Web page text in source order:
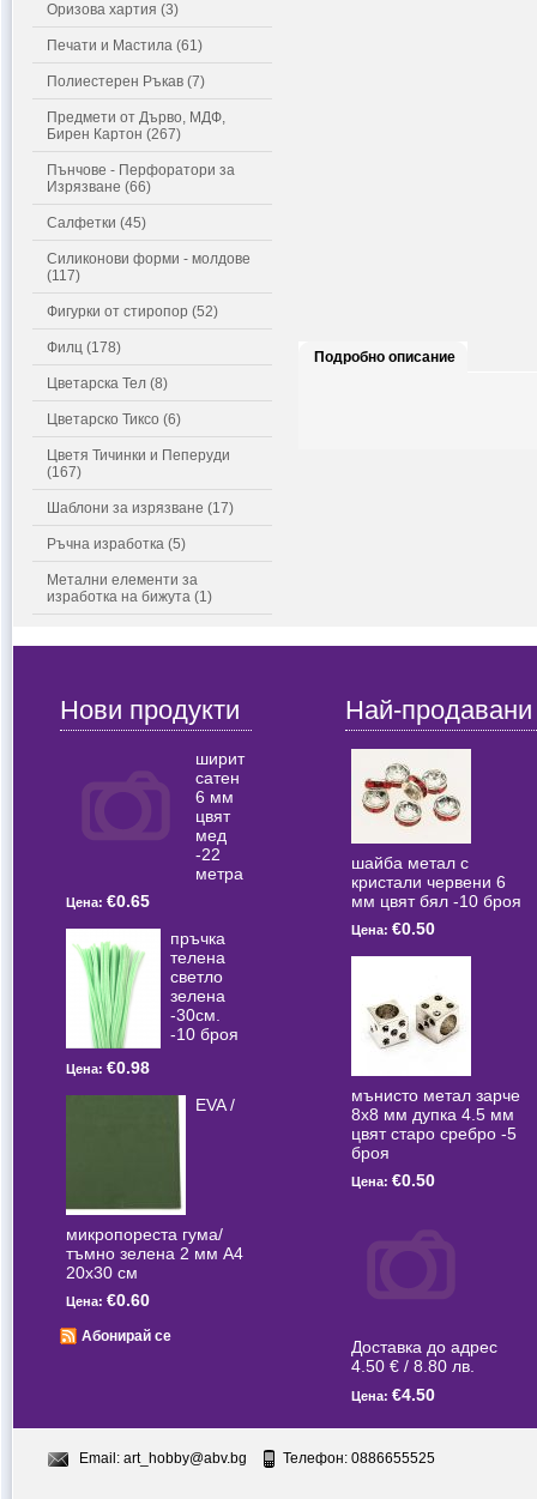
Оризова хартия (3)
Печати и Мастила (61)
Полиестерен Ръкав (7)
Предмети от Дърво, МДФ,
Бирен Картон (267)
Пънчове - Перфоратори за
Изрязване (66)
Салфетки (45)
Силиконови форми - молдове
(117)
Фигурки от стиропор (52)
Филц (178)
Цветарска Тел (8)
Цветарско Тиксо (6)
Цветя Тичинки и Пеперуди
(167)
Шаблони за изрязване (17)
Ръчна изработка (5)
Метални елементи за
изработка на бижута (1)
Подробно описание
Нови продукти
ширит
сатен
6 мм
цвят
мед
-22
метра
Цена: €0.65
пръчка
телена
светлo
зелена
-30см.
-10 броя
Цена: €0.98
EVA /
микропореста гума/
тъмно зелена 2 мм А4
20x30 см
Цена: €0.60
Абонирай се
Най-продавани
шайба метал с
кристали червени 6
мм цвят бял -10 броя
Цена: €0.50
мънисто метал зарче
8x8 мм дупка 4.5 мм
цвят старо сребро -5
броя
Цена: €0.50
Доставка до адрес
4.50 € / 8.80 лв.
Цена: €4.50
Email: art_hobby@abv.bg Телефон: 0886655525